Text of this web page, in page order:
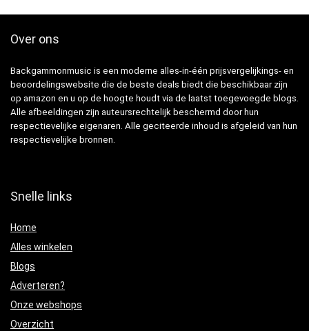
Over ons
Backgammonmusic is een moderne alles-in-één prijsvergelijkings- en
beoordelingswebsite die de beste deals biedt die beschikbaar zijn
op amazon en u op de hoogte houdt via de laatst toegevoegde blogs.
Alle afbeeldingen zijn auteursrechtelijk beschermd door hun
respectievelijke eigenaren. Alle geciteerde inhoud is afgeleid van hun
respectievelijke bronnen.
Snelle links
Home
Alles winkelen
Blogs
Adverteren?
Onze webshops
Overzicht